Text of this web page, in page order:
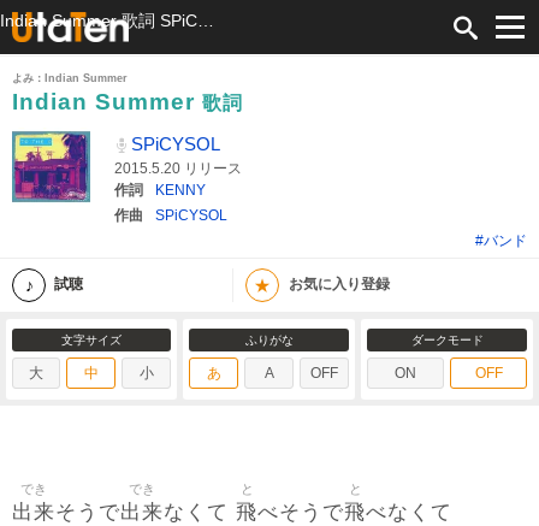
よみ：Indian Summer
Indian Summer 歌詞
SPiCYSOL
2015.5.20 リリース
作詞
KENNY
作曲
SPiCYSOL
#バンド
試聴 ★ お気に入り登録
文字サイズ
大 中 小
ふりがな
あ A OFF
ダークモード
ON OFF
出来
でき
そうで出来
でき
なくて 飛
と
べそうで飛
と
べなくて